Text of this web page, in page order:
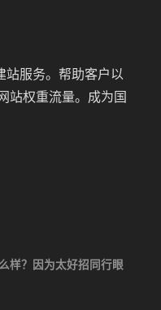
站服务。帮助客户以
站权重流量。成为国
样？因为太好招同行眼